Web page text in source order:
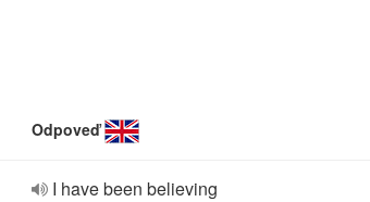
Odpoveď
I have been believing